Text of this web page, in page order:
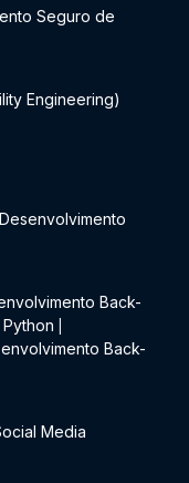
Seguro de
Engineering)
Desenvolvimento
Back-
Back-
Media